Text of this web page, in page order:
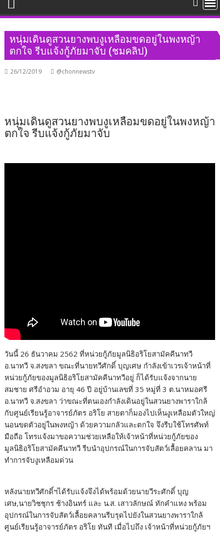
หนุ่มเดินดูสวนยางพบงูเหลือมขดอยู่ในพงหญ้า
ตกใจ รีบแจ้งกู้ภัยมาจับ (ชมคลิป)
26/12/2019 @chonnewstv
หนุ่มเดินดูสวนยางพบงูเหลือมขดอยู่ในพงหญ้า
ตกใจ รีบแจ้งกู้ภัยมาจับ
วันนี้ 26 ธันวาคม 2562 ที่หน่วยกู้ภัยมูลนิธิอริโยสามัคคีนาทวี
อ.นาทวี จ.สงขลา ขณะที่นายทวีศักดิ์ บุญเศษ กำลังเข้าเวรเจ้าหน้าที่
หน่วยกู้ภัยของมูลนิธิอริโยสามัคคีนาทวีอยู่ ก็ได้รับแจ้งจากนาย
สมชาย ศรีอำอวม อายุ 46 ปี อยู่บ้านเลขที่ 35 หมู่ที่ 3 ต.นาหมอศรี
อ.นาทวี จ.สงขลา ว่าขณะที่ตนเองกำลังเดินอยู่ในสวนยางพาราใกล้
กับศูนย์เรียนรู้อาจารย์ภัตร อริโย สายตาก็มองไปเห็นงูเหลือมตัวใหญ่
นอนขดตัวอยู่ในพงหญ้า ด้วยความกลัวและตกใจ จึงรีบใช้โทรศัพท์
มือถือ โทรแจ้งมาขอความช่วยเหลือให้เจ้าหน้าที่หน่วยกู้ภัยของ
มูลนิธิอริโยสามัคคีนาทวี รีบนำอุปกรณ์ในการจับสัตว์เลื้อยคลาน มา
ทำการจับงูเหลือมด่วน
หลังนายทวีศักดิ์ฯได้รับแจ้งจึงได้พร้อมด้วยนายวีระศักดิ์ บุญ
เศษ,นายวิชชุกร ช้างอินทร์ และ น.ส. เสาวลักษณ์ ทักคำแหง พร้อม
อุปกรณ์ในการจับสัตว์เลื้อยคลานรีบรุดไปยังในสวนยางพาราใกล้
ศูนย์เรียนรู้อาจารย์ภัตร อริโย ทันที เมื่อไปถึง เจ้าหน้าที่หน่วยกู้ภัยฯ